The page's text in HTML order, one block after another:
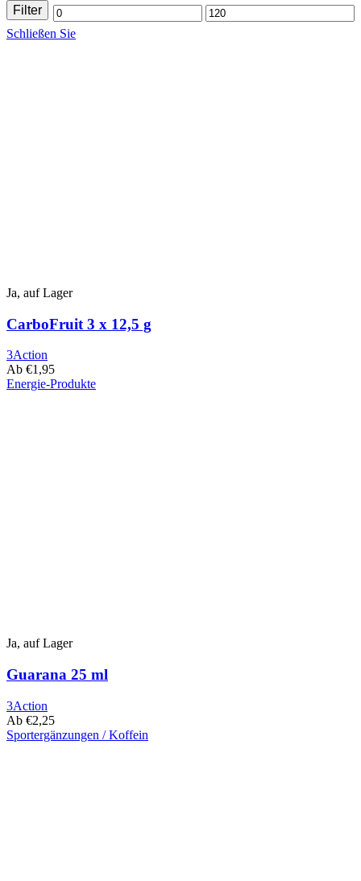
Mindestpreis Maximaler
Filter
Schließen Sie
Ja, auf Lager
CarboFruit 3 x 12,5 g
3Action
Ab €1,95
Energie-Produkte
Ja, auf Lager
Guarana 25 ml
3Action
Ab €2,25
Sportergänzungen / Koffein